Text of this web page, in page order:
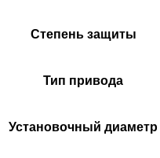
Степень защиты
Тип привода
Установочный диаметр